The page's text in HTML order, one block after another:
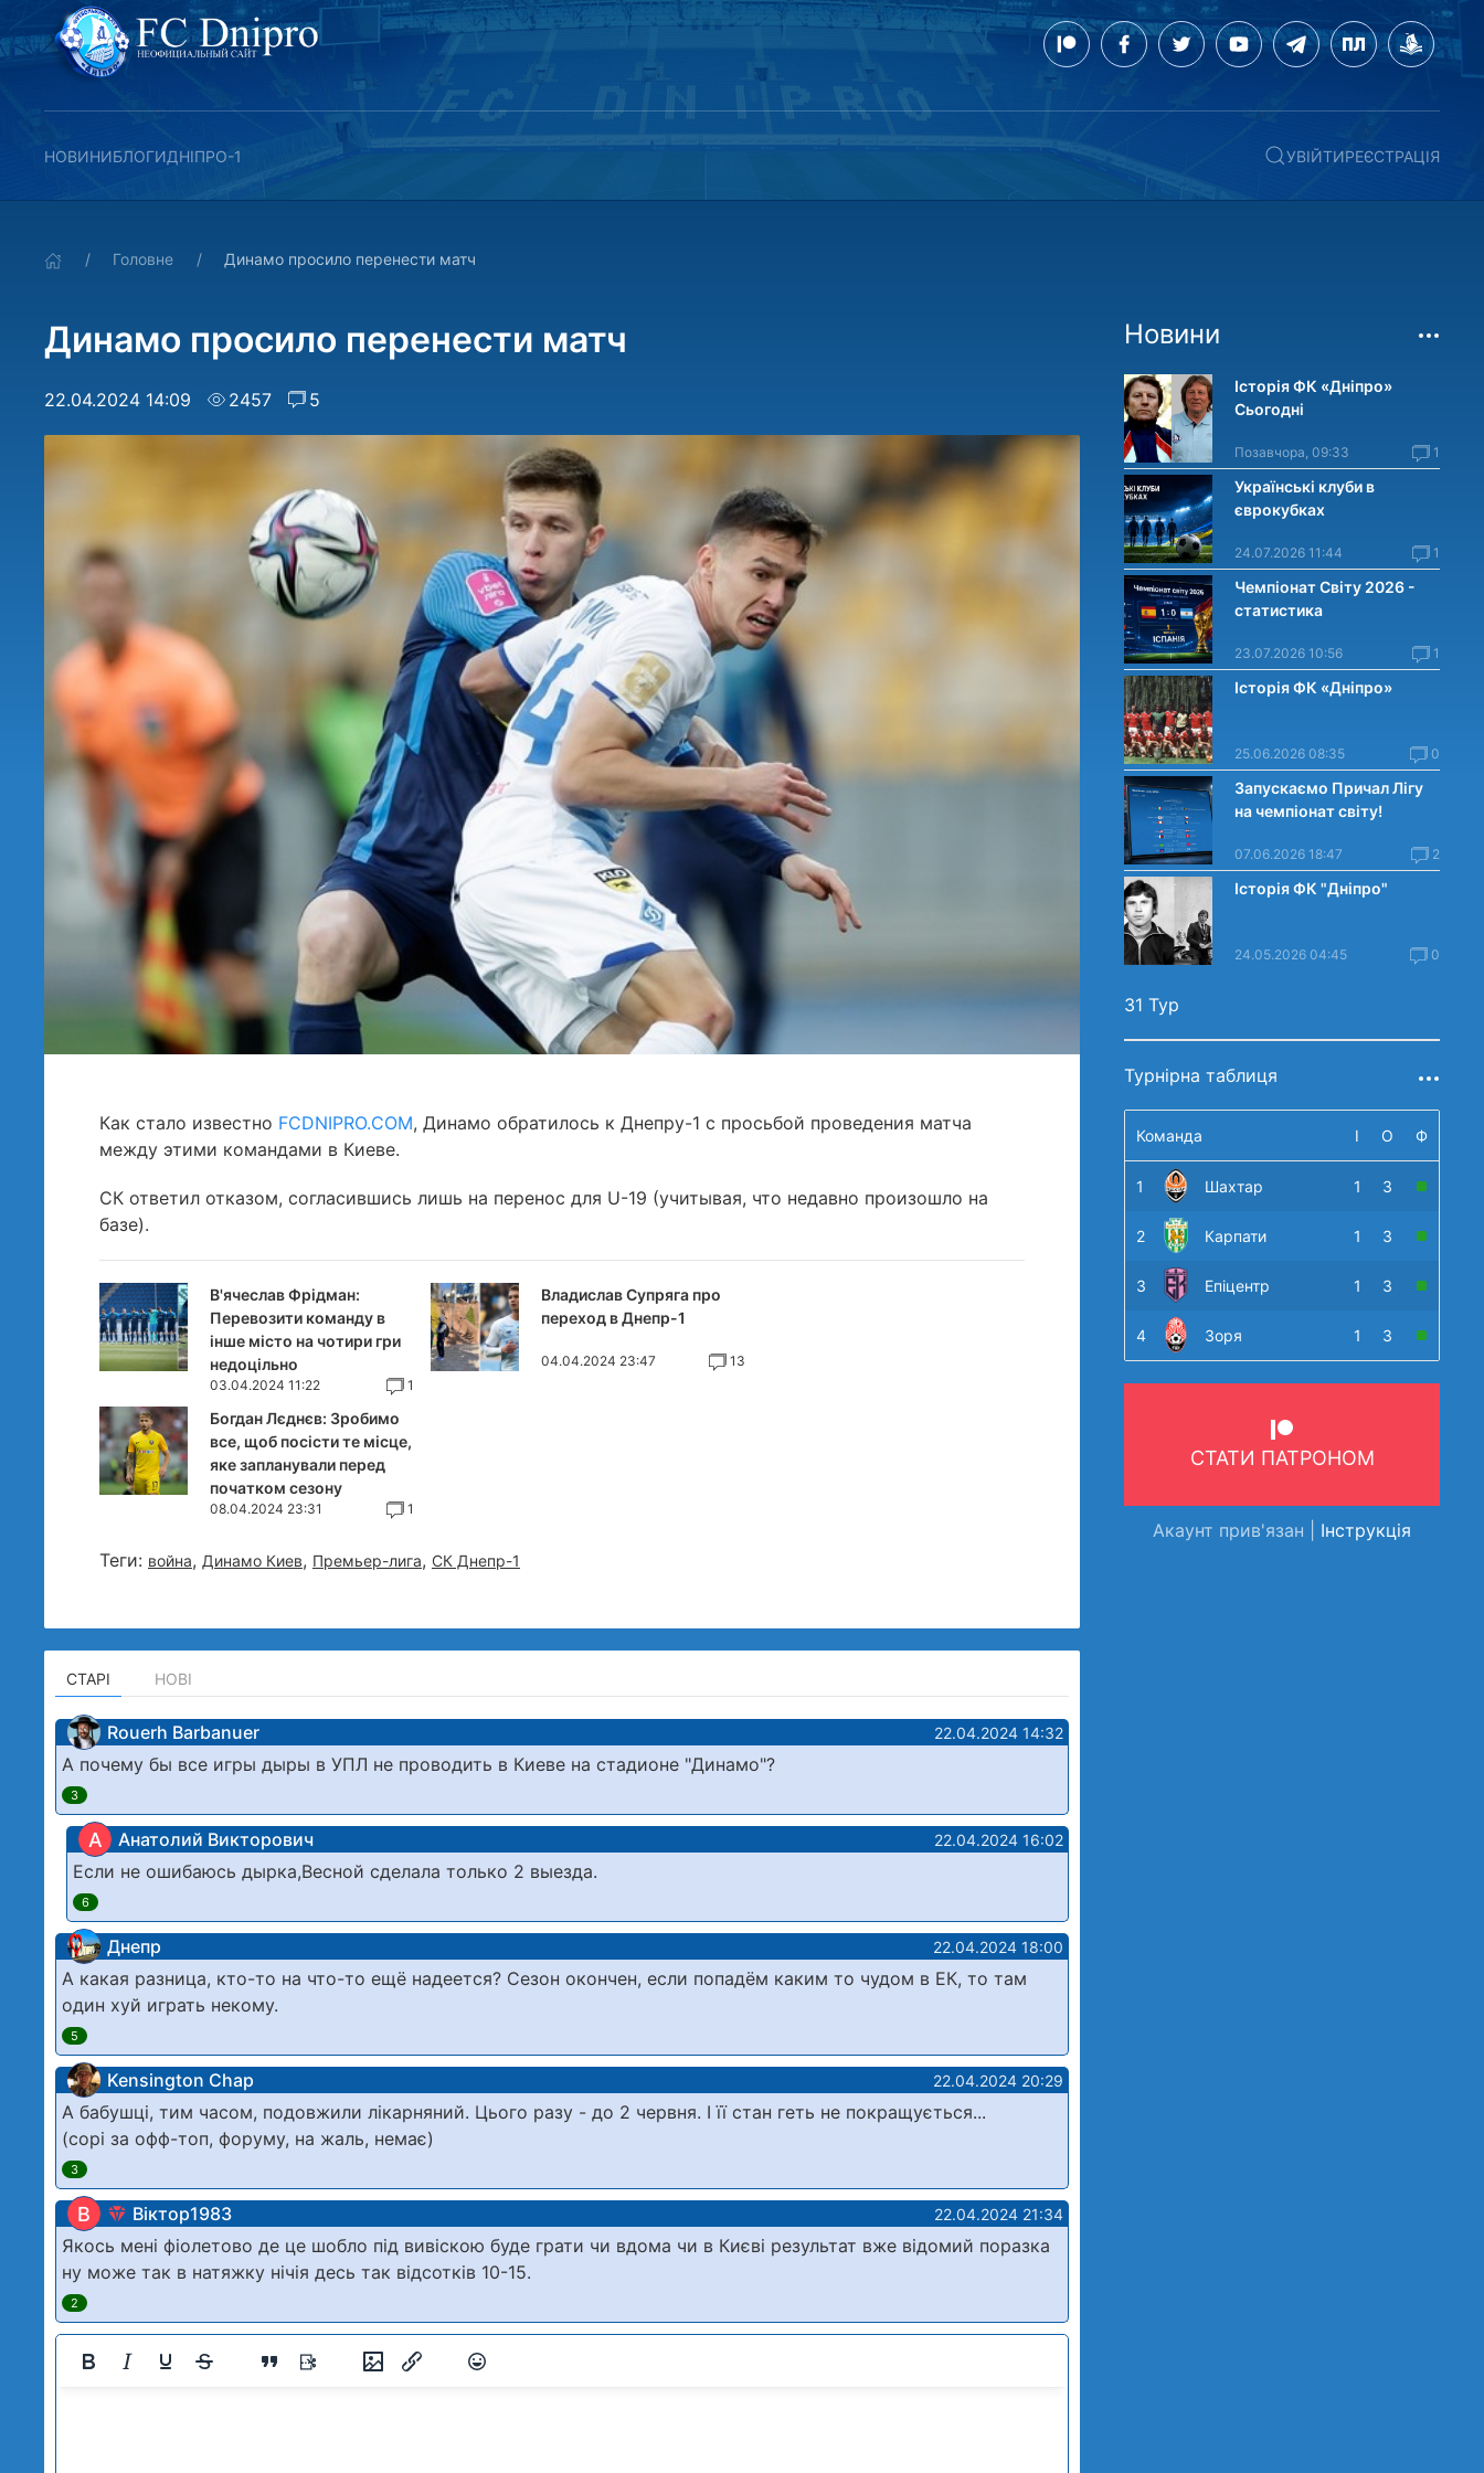
НОВИНИБЛОГИДНІПРО-1 УВІЙТИРЕЄСТРАЦІЯ
Головне Динамо просило перенести матч
Динамо просило перенести матч
22.04.2024 14:09 2457 5
Как стало известно FCDNIPRO.COM, Динамо обратилось к Днепру-1 с просьбой проведения матча
между этими командами в Киеве.
СК ответил отказом, согласившись лишь на перенос для U-19 (учитывая, что недавно произошло на
базе).
В'ячеслав Фрідман:
Перевозити команду в
інше місто на чотири гри
недоцільно
03.04.2024 11:22 1
Владислав Супряга про
переход в Днепр-1
04.04.2024 23:47 13
Богдан Лєднєв: Зробимо
все, щоб посісти те місце,
яке запланували перед
початком сезону
08.04.2024 23:31 1
Теги: война, Динамо Киев, Премьер-лига, СК Днепр-1
СТАРІ НОВІ
Rouerh Barbanuer 22.04.2024 14:32
А почему бы все игры дыры в УПЛ не проводить в Киеве на стадионе "Динамо"?
3
А Анатолий Викторович 22.04.2024 16:02
Если не ошибаюсь дырка,Весной сделала только 2 выезда.
6
Днепр 22.04.2024 18:00
А какая разница, кто-то на что-то ещё надеется? Сезон окончен, если попадём каким то чудом в ЕК, то там
один хуй играть некому.
5
Kensington Chap 22.04.2024 20:29
А бабушці, тим часом, подовжили лікарняний. Цього разу - до 2 червня. І її стан геть не покращується...
(сорі за офф-топ, форуму, на жаль, немає)
3
В Віктор1983 22.04.2024 21:34
Якось мені фіолетово де це шобло під вивіскою буде грати чи вдома чи в Києві результат вже відомий поразка
ну може так в натяжку нічія десь так відсотків 10-15.
2
Новини
Історія ФК «Дніпро»
Сьогодні
Позавчора, 09:33 1
Українські клуби в
єврокубках
24.07.2026 11:44 1
Чемпіонат Світу 2026 -
статистика
23.07.2026 10:56 1
Історія ФК «Дніпро»
25.06.2026 08:35 0
Запускаємо Причал Лігу
на чемпіонат світу!
07.06.2026 18:47 2
Історія ФК "Дніпро"
24.05.2026 04:45 0
31 Тур
Турнірна таблиця
Команда І О Ф
1 Шахтар 1 3
2 Карпати 1 3
3 Епіцентр 1 3
4 Зоря 1 3
СТАТИ ПАТРОНОМ
Акаунт прив'язан | Інструкція